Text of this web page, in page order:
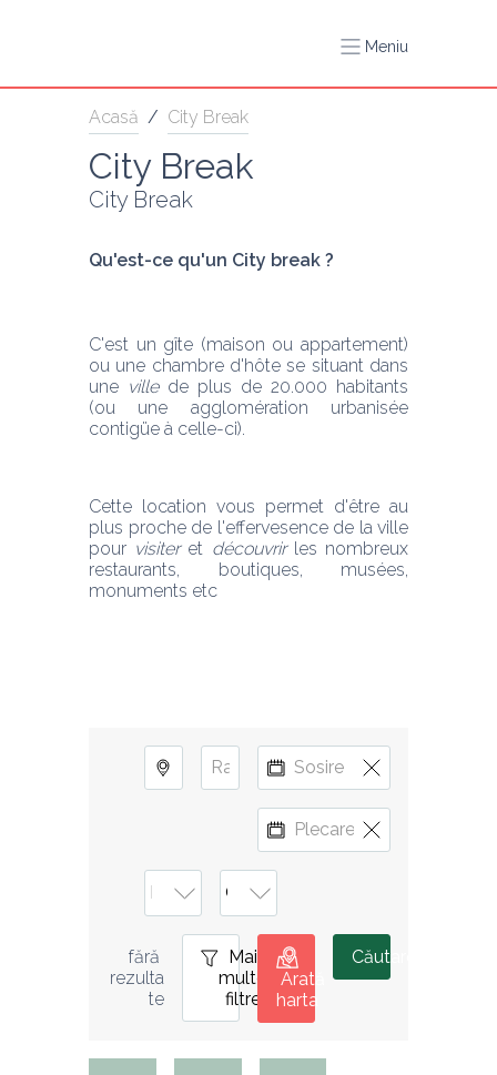
Meniu
Acasă / City Break
City Break
City Break
Qu'est-ce qu'un City break ?
C'est un gîte (maison ou appartement)
ou une chambre d'hôte se situant dans
une ville de plus de 20.000 habitants
(ou une agglomération urbanisée
contigüe à celle-ci).
Cette location vous permet d'être au
plus proche de l'effervesence de la ville
pour visiter et découvrir les nombreux
restaurants, boutiques, musées,
monuments etc
fără
rezulta
te
Mai
multe
filtre
0
Arată
harta
Căutare